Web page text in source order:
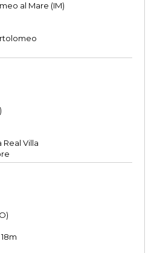
al Mare (IM)
Real Villa